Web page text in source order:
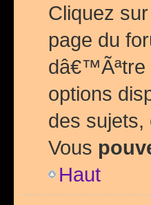
Cliquez
page du
dâ€™Ãªtre
options
des sujets,
Vous
Haut